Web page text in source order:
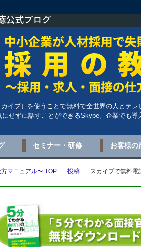
イプ）を使うことで無料で全世界の人とテ
にせずに話すことができるSkype。企業でも導
セミナー・研修 お客様の
マニュアル〜 TOP 投稿 スカイプで無料電